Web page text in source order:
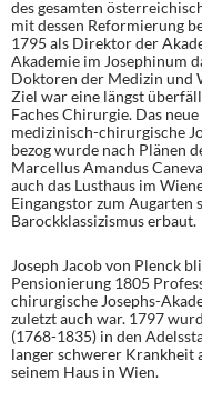
des gesamten
mit dessen Reformierung
1795 als Direktor der
Akademie im Josephinum
Doktoren der Medizin und
Ziel war eine längst
Faches Chirurgie. Das neue
medizinisch-chirurgische
bezog wurde nach Plänen
Marcellus Amandus
auch das Lusthaus im
Eingangstor zum Augarten
Barockklassizismus erbaut.
Joseph Jacob von Plenck
Pensionierung 1805
chirurgische Josephs-
zuletzt auch war. 1797
(1768-1835) in den
langer schwerer Krankheit
seinem Haus in Wien.